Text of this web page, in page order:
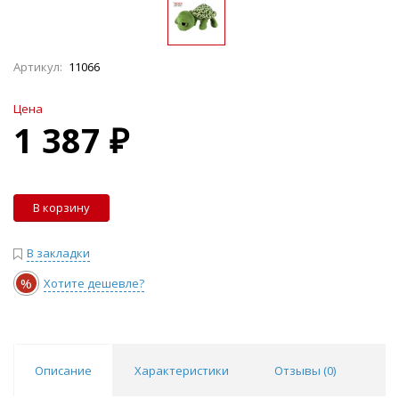
Артикул: 11066
Цена
1 387 ₽
В корзину
В закладки
% Хотите дешевле?
Описание Характеристики Отзывы (0)